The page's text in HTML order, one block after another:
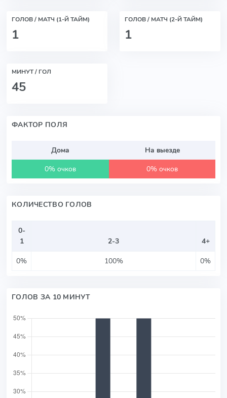
ГОЛОВ / МАТЧ (1-Й ТАЙМ)
1
ГОЛОВ / МАТЧ (2-Й ТАЙМ)
1
МИНУТ / ГОЛ
45
ФАКТОР ПОЛЯ
Дома
На выезде
0% очков
0% очков
КОЛИЧЕСТВО ГОЛОВ
0-
1
2-3
4+
0%
100% 0%
ГОЛОВ ЗА 10 МИНУТ